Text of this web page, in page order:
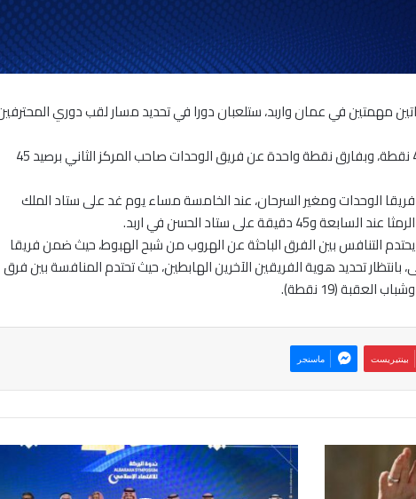
مهمتين في عمان واربد، ستلعبان دورا في تحديد مسار لقب دوري
ويتصدر فريق الحسين اربد الدوري برصيد 46 نقطة، وبفارق نقطة واحدة عن فريق الوحدات صاحب المركز الثاني برصيد 45
الوحدات ومغير السرحان، عند الخامسة مساء يوم غد على ستاد الملك
دقيقة على ستاد الحسن في اربد.
التنافس بين الفرق الباحثة عن الهروب من شبح الهبوط، حيث ضمن فريقا
بانتظار تحديد هوية الفريقين الآخرين الهابطين، حيث تحتدم المنافسة بين فرق
بينتيريست ماسنجر
م
ذ
ك